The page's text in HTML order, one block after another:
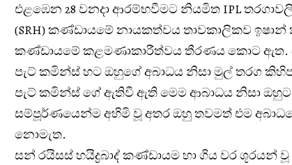
එළඹෙන 28 වනදා ආරම්භවීමට නියමිත IPL
(SRH) කණ්ඩායමේ නායකත්වය තාවකාලිකව ඉෂාන්
කණ්ඩායමේ කළමණාකාරීත්වය තීරණය කොට ඇත.
පැට් කමින්ස් හට ඔහුගේ අබාධය නිසා මුල් තරග
පැට් කමින්ස් ගේ ඇතිවී ඇති මෙම ආබාධය නිසා ඔහුට
සම්පූර්ණයෙන්ම අහිමි වූ අතර ඔහු තවමත් එම
නොමැත.
සන් රයිසස් හයිද්‍රබාද් කණ්ඩායම හා ගිය වර ශූරයන්